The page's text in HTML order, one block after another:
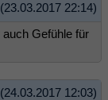
(23.03.2017 22:14)
Gefühle für
(24.03.2017 12:03)